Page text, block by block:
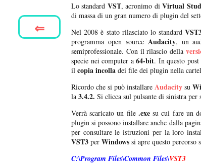
Lo standard VST, acronimo diVirtual
di massa di un gran numero di plugin del
Nel 2008 è stato rilasciato lo standard
programma open sourceAudacity, un
semiprofessionale. Con il rilascio della
specie nei computer a64-bit. In questo
il copia incolla dei file dei plugin nella
Ricordo che si può installare Audacity su
la 3.4.2. Si clicca sul pulsante di sinistra per
Verrà scaricato un file.exesu cui fare un
plugin si possono installare anche dalla
per consultare le istruzioni per la loro
VST3 per Windows si apre questo percorso
C:\Program Files\Common Files\VST3
⇐